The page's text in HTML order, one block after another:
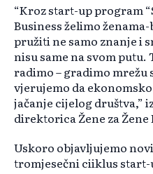
“Kroz start-up program
Business želimo
pružiti ne samo znanje i
nisu same na svom putu.
radimo – gradimo
vjerujemo da
jačanje cijelog društva,”
direktorica Žene za
Uskoro objavljujemo
tromjesečni ciiklus